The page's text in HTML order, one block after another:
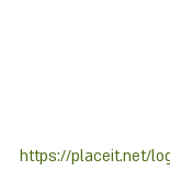
https://placeit.net/